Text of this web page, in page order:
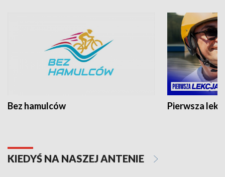
Bez hamulców Pierwsza
KIEDYŚ NA NASZEJ ANTENIE